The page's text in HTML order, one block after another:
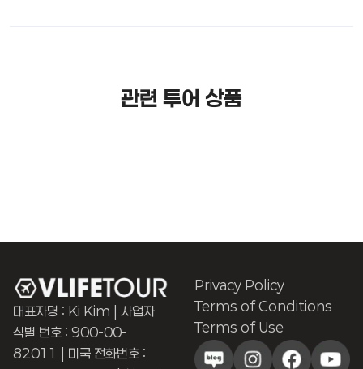
관련 투어 상품
대표자명 : Ki Kim | 사업자
식별 번호 : 900-00-
82011 | 미국 전화번호 :
Privacy Policy
Terms of Conditions
Terms of Use